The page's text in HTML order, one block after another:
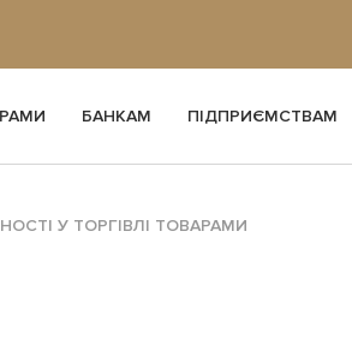
БАНКАМ ПІДПРИЄМСТВАМ
У ТОРГІВЛІ ТОВАРАМИ